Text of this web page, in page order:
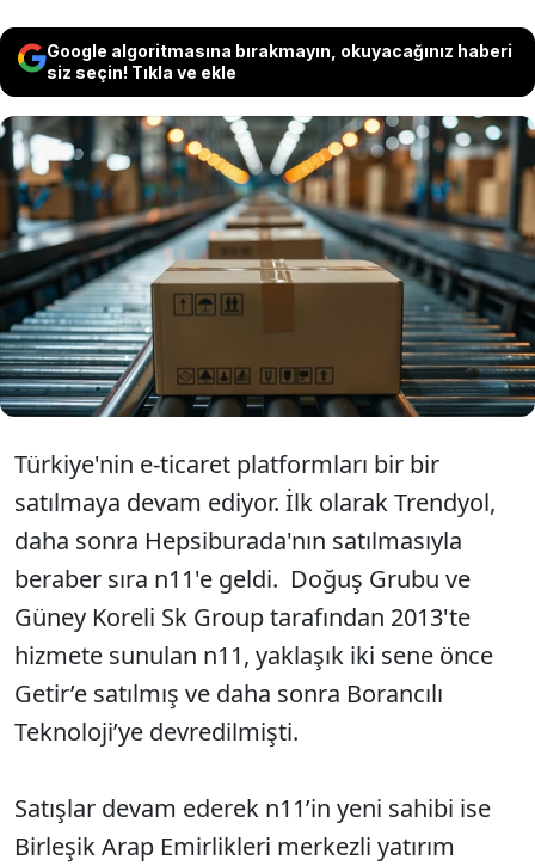
Google algoritmasına bırakmayın, okuyacağınız haberi
siz seçin! Tıkla ve ekle
e-ticaret platformlarında satılmalar devam
ediyor. Online e-ticaret pazaryeri n11 resmen
Birleşik Arap Emirlikleri merkezli DMSF
Holding'in oldu. bu satılmayla beraber
Türkiye'de yerli e-ticaret platformu kalmadı.
Türkiye'nin e-ticaret platformları bir bir
satılmaya devam ediyor. İlk olarak Trendyol,
daha sonra Hepsiburada'nın satılmasıyla
beraber sıra n11'e geldi. Doğuş Grubu ve
Güney Koreli Sk Group tarafından 2013'te
hizmete sunulan n11, yaklaşık iki sene önce
Getir’e satılmış ve daha sonra Borancılı
Teknoloji’ye devredilmişti.
Satışlar devam ederek n11’in yeni sahibi ise
Birleşik Arap Emirlikleri merkezli yatırım